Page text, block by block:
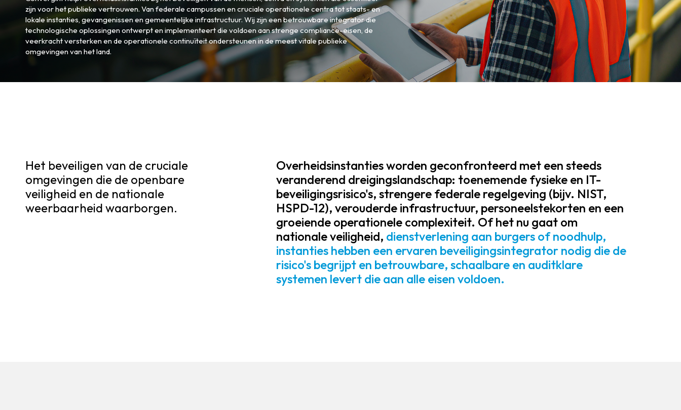
zijn voor het publieke vertrouwen. Van federale campussen en cruciale operationele centra tot staats- en
lokale instanties, gevangenissen en gemeentelijke infrastructuur. Wij zijn een betrouwbare integrator die
technologische oplossingen ontwerpt en implementeert die voldoen aan strenge compliance-eisen, de
veerkracht versterken en de operationele continuïteit ondersteunen in de meest vitale publieke
omgevingen van het land.
Het beveiligen van de cruciale
omgevingen die de openbare
veiligheid en de nationale
weerbaarheid waarborgen.
Overheidsinstanties worden geconfronteerd met een steeds
veranderend dreigingslandschap: toenemende fysieke en IT-
beveiligingsrisico's, strengere federale regelgeving (bijv. NIST,
HSPD-12), verouderde infrastructuur, personeelstekorten en een
groeiende operationele complexiteit. Of het nu gaat om
nationale veiligheid, dienstverlening aan burgers of noodhulp,
instanties hebben een ervaren beveiligingsintegrator nodig die de
risico's begrijpt en betrouwbare, schaalbare en auditklare
systemen levert die aan alle eisen voldoen.